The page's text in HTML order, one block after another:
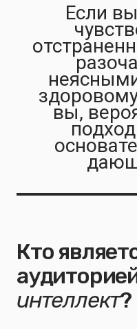
Если
вы,
Кто
интеллект?